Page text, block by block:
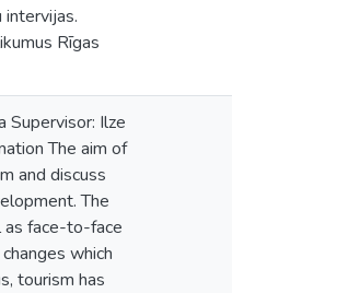
Rīgas
Supervisor: Ilze
The aim of
and discuss
The
as face-to-face
which
tourism has